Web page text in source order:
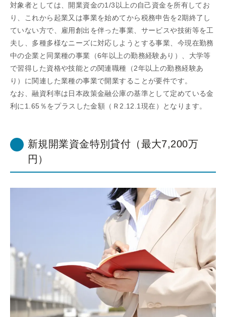
対象者としては、開業資金の1/3以上の自己資金を所有してお
り、これから起業又は事業を始めてから税務申告を2期終了し
ていない方で、雇用創出を伴った事業、サービスや技術等を工
夫し、多種多様なニーズに対応しようとする事業、今現在勤務
中の企業と同業種の事業（6年以上の勤務経験あり）、大学等
で習得した資格や技能との関連職種（2年以上の勤務経験あ
り）に関連した業種の事業で開業することが要件です。
なお、融資利率は日本政策金融公庫の基準として定めている金
利に1.65％をプラスした金額（Ｒ2.12.1現在）となります。
新規開業資金特別貸付（最大7,200万
円）